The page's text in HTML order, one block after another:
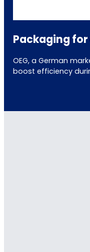
Packaging
OEG, a German
boost efficiency